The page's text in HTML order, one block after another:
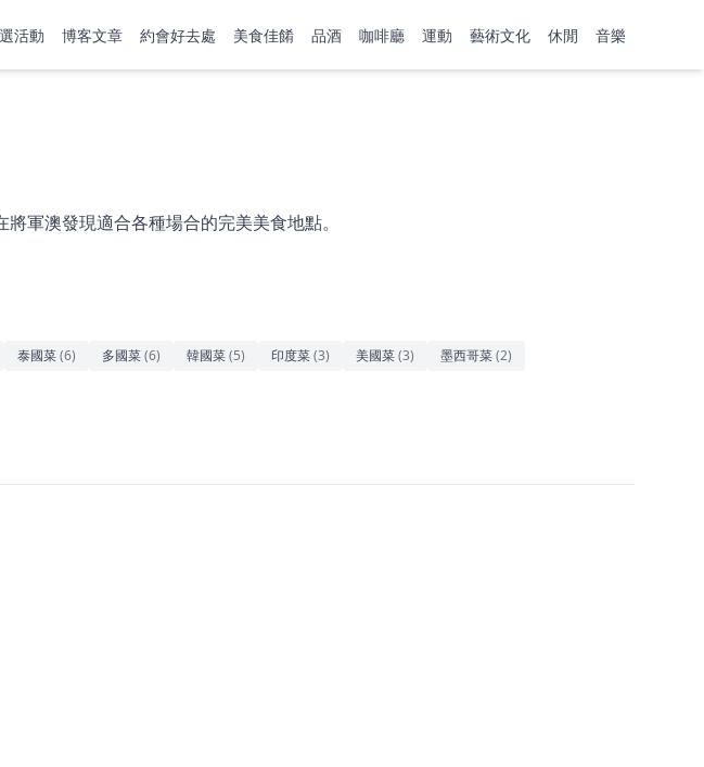
活動 博客文章 約會好去處 美食佳餚 品酒 咖啡廳 運動 藝術文化 休閒 音樂
軍澳發現適合各種場合的完美美食地點。
泰國菜(6) 多國菜(6) 韓國菜(5) 印度菜(3) 美國菜(3) 墨西哥菜(2)